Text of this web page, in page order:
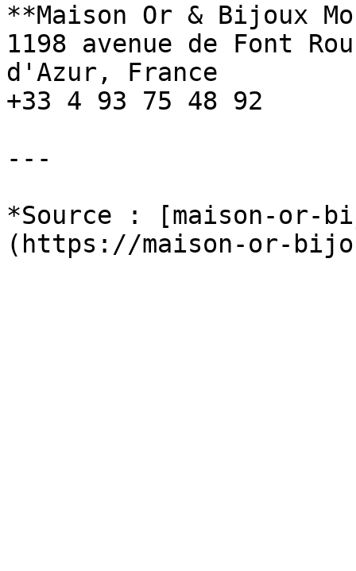
**Maison Or & Bijoux
1198 avenue de Font
d'Azur, France
+33 4 93 75 48 92
---
*Source : [maison-or-